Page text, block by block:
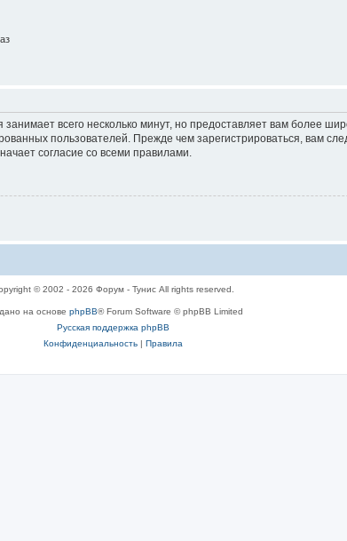
всего несколько минут, но предоставляет вам более
пользователей. Прежде чем зарегистрироваться, вам
согласие со всеми правилами.
© 2002 - 2026 Форум - Тунис All rights reserved.
на основе phpBB® Forum Software © phpBB Limited
Русская поддержка phpBB
Конфиденциальность| Правила